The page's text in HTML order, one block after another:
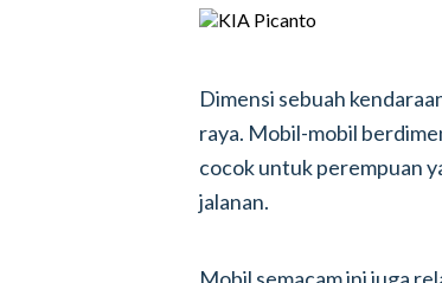
Dimensi sebuah
raya. Mobil-mobil
cocok untuk perempuan
jalanan.